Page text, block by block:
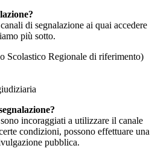
di segnalazione ai quai accedere
più sotto.
Scolastico Regionale di riferimento)
incoraggiati a utilizzare il canale
condizioni, possono effettuare una
pubblica.